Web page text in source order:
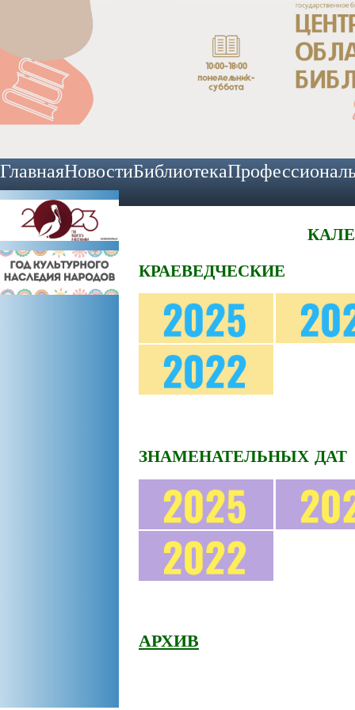
ГлавнаяНовостиБиблиотека
КРАЕВЕДЧЕСКИЕ
ЗНАМЕНАТЕЛЬНЫХ ДАТ
АРХИВ